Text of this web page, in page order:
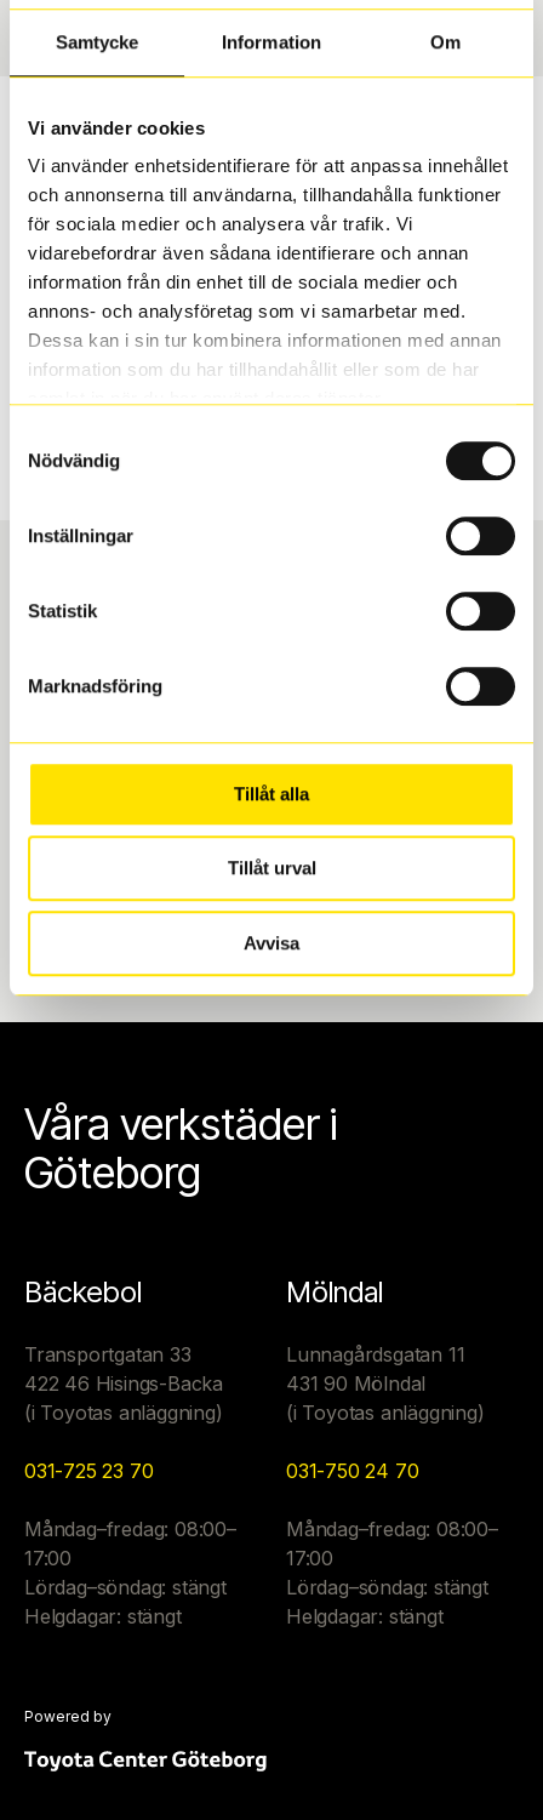
Samtycke Information Om
Vi använder cookies
Vi använder enhetsidentifierare för att anpassa innehållet
och annonserna till användarna, tillhandahålla funktioner
för sociala medier och analysera vår trafik. Vi
vidarebefordrar även sådana identifierare och annan
information från din enhet till de sociala medier och
annons- och analysföretag som vi samarbetar med.
Dessa kan i sin tur kombinera informationen med annan
information som du har tillhandahållit eller som de har
Nödvändig
Inställningar
Statistik
Marknadsföring
Tillåt alla
Tillåt urval
Avvisa
90393
Passar detta däck min bil?
Ange registreringsnummer för att se om det däck du
valt passar din bilmodell. Om du köper däck som skall
sättas på dina befintliga fälgar, se till att kolla en extra
gång så att däck och fälg har samma dimensioner.
Ibland kan fälgen ha bytts ut under årens lopp och
inte vara samma dimension som bilen hade ut från
fabrik.
S Sök
Boka och hämta hos Däckspecialen
När du beställer dina nya däck eller fälgar hos oss
Göteborg. Välj mellan Hisingen (Bäckebol) eller
upphämtning eller service. När vi byter dina däck ser
vi till att de uppfyller alla krav för en säker körning.
Våra verkstäder i
Göteborg
Bäckebol
Transportgatan 33
422 46 Hisings-Backa
(i Toyotas anläggning)
031-725 23 70
Måndag–fredag: 08:00–
17:00
Lördag–söndag: stängt
Helgdagar: stängt
Mölndal
Lunnagårdsgatan 11
431 90 Mölndal
(i Toyotas anläggning)
031-750 24 70
Måndag–fredag: 08:00–
17:00
Lördag–söndag: stängt
Helgdagar: stängt
Powered by